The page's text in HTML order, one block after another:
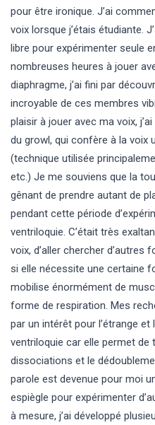
pour être ironique. J’ai
voix lorsque j’étais étudiante.
libre pour expérimenter seule
nombreuses heures à jouer
diaphragme, j’ai fini par
incroyable de ces membres
plaisir à jouer avec ma voix,
du growl, qui confère à la voix
(technique utilisée
etc.) Je me souviens que la
gênant de prendre autant de
pendant cette période
ventriloquie. C’était très
voix, d’aller chercher d’autres
si elle nécessite une certaine
mobilise énormément de
forme de respiration. Mes
par un intérêt pour l’étrange et
ventriloquie car elle permet de
dissociations et le
parole est devenue pour moi
espiègle pour expérimenter
à mesure, j’ai développé